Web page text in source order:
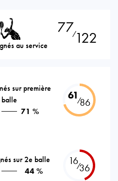
au service
77⁄122
sur première
balle
71 %
61⁄86
sur 2e balle
44 %
16⁄36